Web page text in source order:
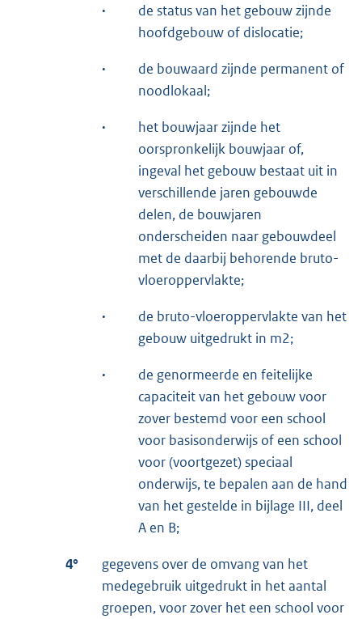
·
de status van het gebouw zijnde
hoofdgebouw of dislocatie;
·
de bouwaard zijnde permanent of
noodlokaal;
·
het bouwjaar zijnde het
oorspronkelijk bouwjaar of,
ingeval het gebouw bestaat uit in
verschillende jaren gebouwde
delen, de bouwjaren
onderscheiden naar gebouwdeel
met de daarbij behorende bruto-
vloeroppervlakte;
·
de bruto-vloeroppervlakte van het
gebouw uitgedrukt in m2;
·
de genormeerde en feitelijke
capaciteit van het gebouw voor
zover bestemd voor een school
voor basisonderwijs of een school
voor (voortgezet) speciaal
onderwijs, te bepalen aan de hand
van het gestelde in bijlage III, deel
A en B;
4°
gegevens over de omvang van het
medegebruik uitgedrukt in het aantal
groepen, voor zover het een school voor